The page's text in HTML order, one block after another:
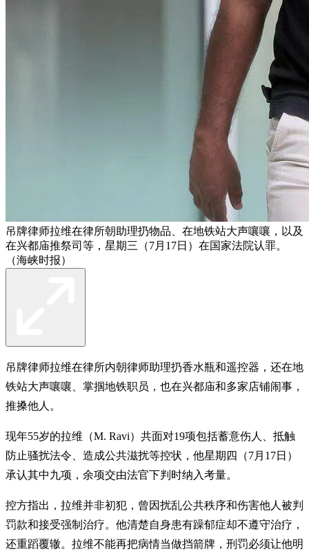
吊牌律师拉维在律所朝助理扔物品、在地铁站大声嚷嚷，以及
在兴都庙推祭司等，星期三（7月17日）在国家法院认罪。
（海峡时报）
吊牌律师拉维在律所内朝律师助理扔香水瓶和遥控器，还在地
铁站大声嚷嚷、掌掴地铁职员，也在兴都庙和多家店铺闹事，
推搡他人。
现年55岁的拉维（M. Ravi）共面对19项包括蓄意伤人、抵触
防止骚扰法令、造成公共滋扰等控状，他星期四（7月17日）
承认其中九项，余项交由法官下判时纳入考量。
控方指出，拉维并非初犯，曾因扰乱公共秩序和伤害他人被判
罚款和接受强制治疗。他清楚自身患有躁郁症却不遵守治疗，
还重蹈覆辙。拉维不能再把病情当做挡箭牌，刑罚必须让他明